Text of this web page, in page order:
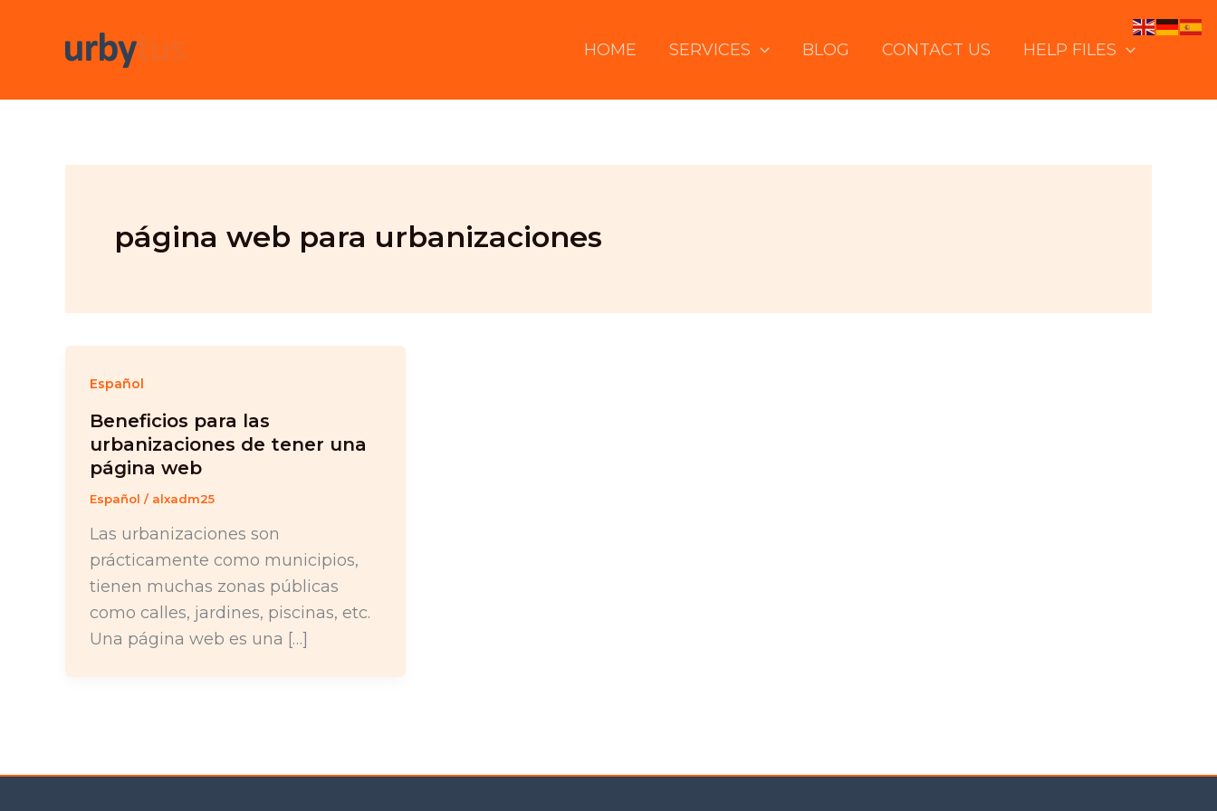
HOME SERVICES BLOG CONTACT US HELP FILES
página web para urbanizaciones
Español
Beneficios para las
urbanizaciones de tener una
página web
Español / alxadm25
Las urbanizaciones son
prácticamente como municipios,
tienen muchas zonas públicas
como calles, jardines, piscinas, etc.
Una página web es una […]